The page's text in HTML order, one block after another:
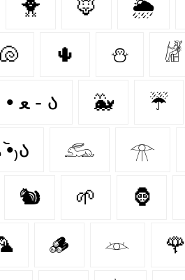
🐥 🦊 🌦️
🐚 🌵 ⛄ 𓁈
૮ • ﻌ - ა⁩ 🐳 ☔
૮₍•᷄ ࡇ •᷅₎ა 𓃹 𓁿
🐿 🌱 🦍
🪵 𓁺 🌹